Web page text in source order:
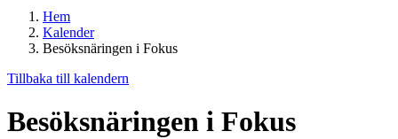
Hem
Kalender
Besöksnäringen i Fokus
Tillbaka till kalendern
Besöksnäringen i Fokus